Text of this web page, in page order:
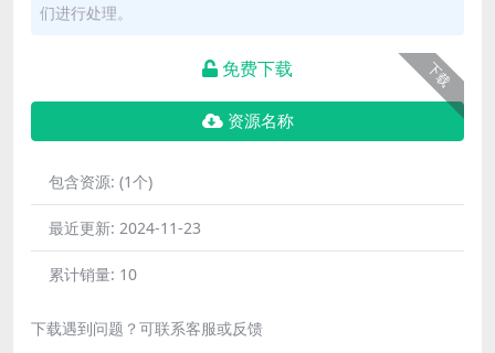
们进行处理。
下载
免费下载
资源名称
包含资源: (1个)
最近更新: 2024-11-23
累计销量: 10
下载遇到问题？可联系客服或反馈